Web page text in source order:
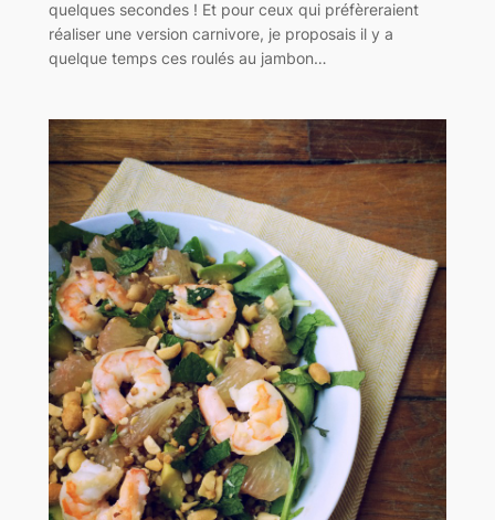
quelques secondes ! Et pour ceux qui préfèreraient
réaliser une version carnivore, je proposais il y a
quelque temps ces roulés au jambon…